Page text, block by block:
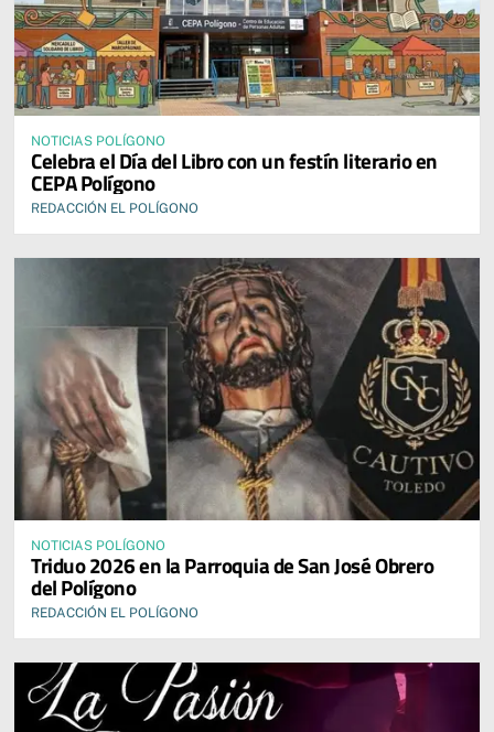
NOTICIAS POLÍGONO
Celebra el Día del Libro con un festín literario en
CEPA Polígono
REDACCIÓN EL POLÍGONO
NOTICIAS POLÍGONO
Triduo 2026 en la Parroquia de San José Obrero
del Polígono
REDACCIÓN EL POLÍGONO